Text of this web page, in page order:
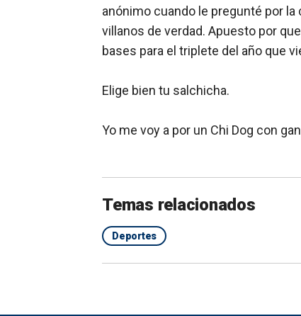
anónimo cuando le pregunté por
villanos de verdad. Apuesto por
bases para el triplete del año que
Elige bien tu salchicha.
Yo me voy a por un Chi Dog con
Temas relacionados
Deportes